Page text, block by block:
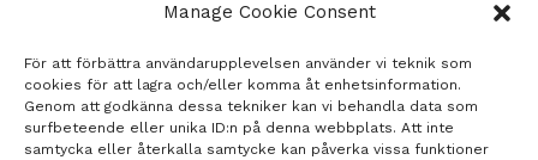
Manage Cookie Consent
För att förbättra användarupplevelsen använder vi teknik som
cookies för att lagra och/eller komma åt enhetsinformation.
Genom att godkänna dessa tekniker kan vi behandla data som
surfbeteende eller unika ID:n på denna webbplats. Att inte
samtycka eller återkalla samtycke kan påverka vissa funktioner
Kontakta oss
Cookie Policy
Sekretesspolicy
Imprint